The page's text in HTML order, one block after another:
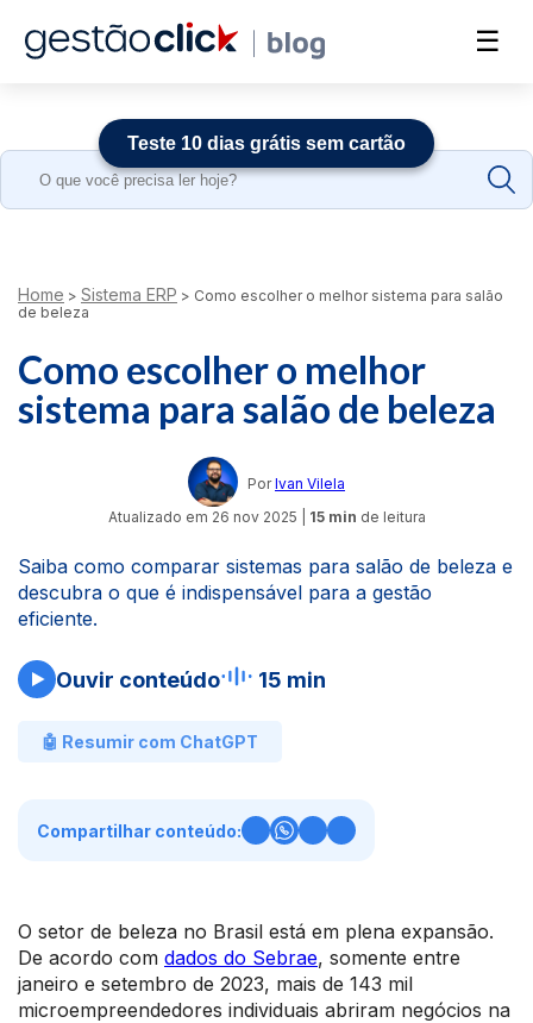
☰
Search
Home > Sistema ERP > Como escolher o melhor sistema para salão
de beleza
Como escolher o melhor
sistema para salão de beleza
Por Ivan Vilela
Atualizado em 26 nov 2025 15 min de leitura
Saiba como comparar sistemas para salão de beleza e
descubra o que é indispensável para a gestão
eficiente.
Ouvir conteúdo 15 min
🤖 Resumir com ChatGPT
Compartilhar conteúdo:
O setor de beleza no Brasil está em plena expansão.
De acordo com dados do Sebrae, somente entre
janeiro e setembro de 2023, mais de 143 mil
microempreendedores individuais abriram negócios na
Teste 10 dias grátis sem cartão